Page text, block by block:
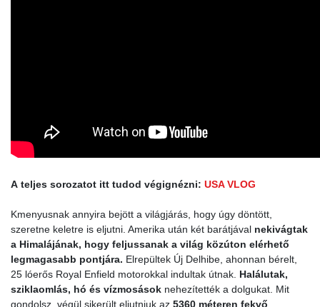
A teljes sorozatot itt tudod végignézni: USA VLOG
Kmenyusnak annyira bejött a világjárás, hogy úgy döntött,
szeretne keletre is eljutni. Amerika után két barátjával nekivágtak
a Himalájának, hogy feljussanak a világ közúton elérhető
legmagasabb pontjára. Elrepültek Új Delhibe, ahonnan bérelt,
25 lóerős Royal Enfield motorokkal indultak útnak. Halálutak,
sziklaomlás, hó és vízmosások nehezítették a dolgukat. Mit
gondolsz, végül sikerült eljutniuk az 5360 méteren fekvő